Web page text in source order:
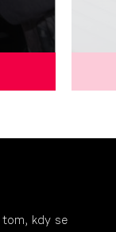
tom, kdy se